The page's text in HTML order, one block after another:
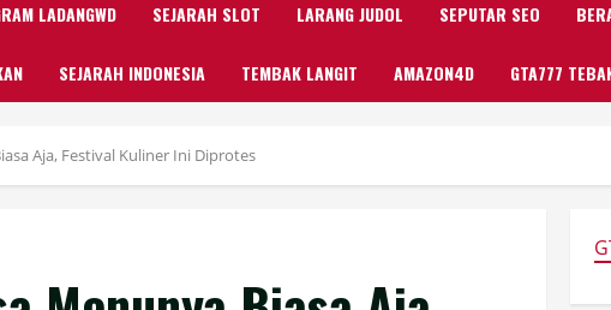
LADANGWD SEJARAH SLOT LARANG JUDOL SEPUTAR SEO
SEJARAH INDONESIA TEMBAK LANGIT AMAZON4D GTA777
Aja, Festival Kuliner Ini Diprotes